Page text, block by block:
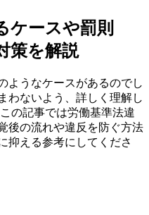
ケースや罰則
策を解説
ようなケースがあるのでし
わないよう、詳しく理解し
の記事では労働基準法違
後の流れや違反を防ぐ方法
抑える参考にしてくださ